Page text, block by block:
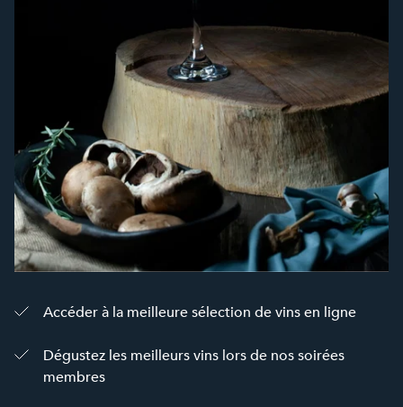
Accéder à la meilleure sélection de vins en ligne
Dégustez les meilleurs vins lors de nos soirées
membres